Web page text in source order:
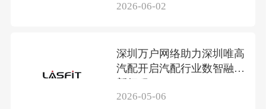
2026-06-02
深圳万户网络助力深圳唯高
汽配开启汽配行业数智融合
新征程
2026-05-06